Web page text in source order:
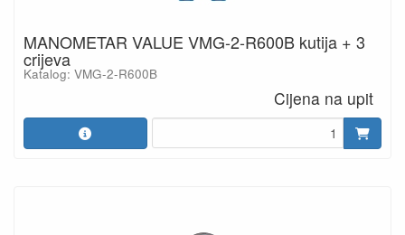
MANOMETAR VALUE VMG-2-R600B kutija + 3
crijeva
Katalog: VMG-2-R600B
Cijena na upit